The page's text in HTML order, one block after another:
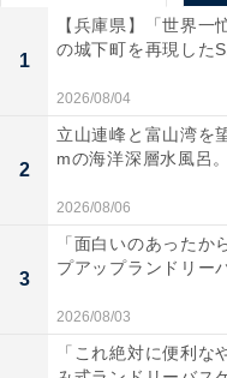
1
【兵庫県】「世界一
の城下町を再現した
2026/08/04
2
立山連峰と富山湾を
mの海洋深層水風呂
2026/08/06
3
「面白いのあったか
プアップランドリー
2026/08/03
「これ絶対に便利な